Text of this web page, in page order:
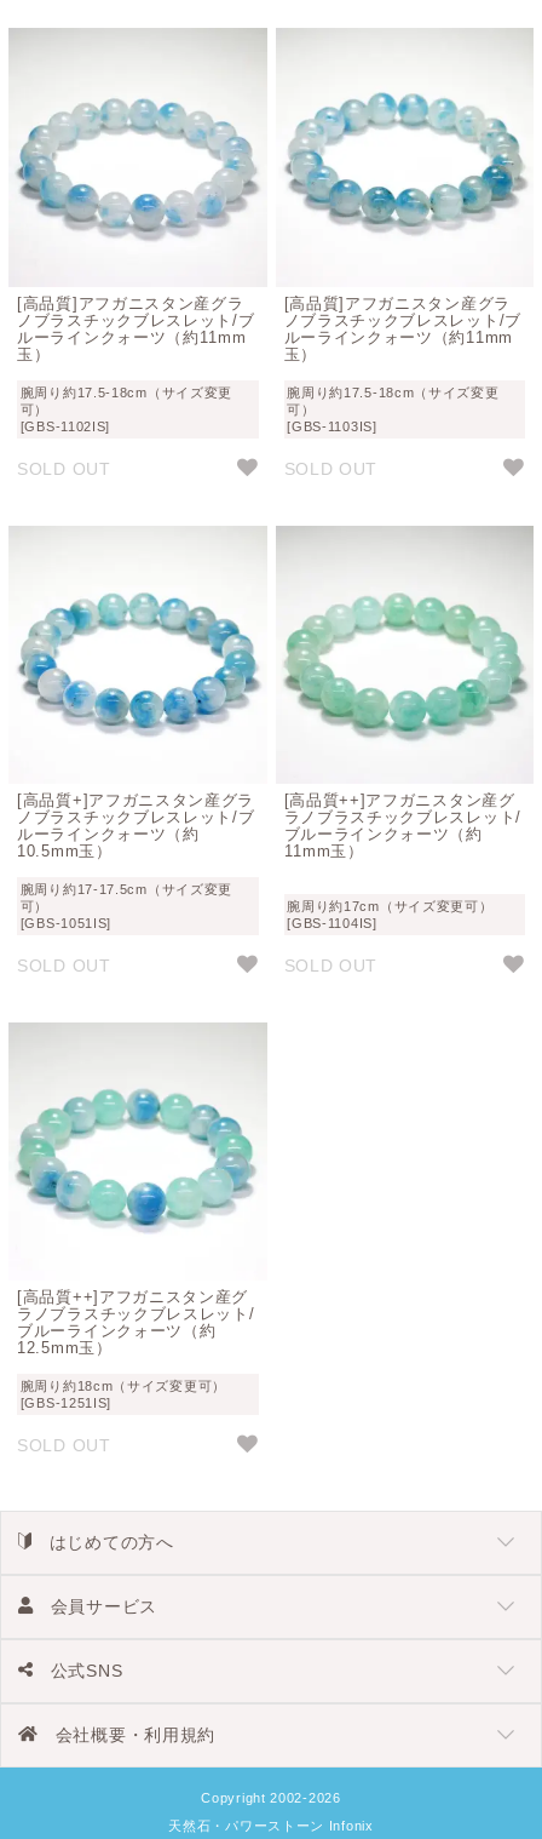
[高品質]アフガニスタン産グラ
ノブラスチックブレスレット/ブ
ルーラインクォーツ（約11mm
玉）
腕周り約17.5-18cm（サイズ変更
可）
[GBS-1102IS]
SOLD OUT
[高品質]アフガニスタン産グラ
ノブラスチックブレスレット/ブ
ルーラインクォーツ（約11mm
玉）
腕周り約17.5-18cm（サイズ変更
可）
[GBS-1103IS]
SOLD OUT
[高品質+]アフガニスタン産グラ
ノブラスチックブレスレット/ブ
ルーラインクォーツ（約
10.5mm玉）
腕周り約17-17.5cm（サイズ変更
可）
[GBS-1051IS]
SOLD OUT
[高品質++]アフガニスタン産グ
ラノブラスチックブレスレット/
ブルーラインクォーツ（約
11mm玉）
腕周り約17cm（サイズ変更可）
[GBS-1104IS]
SOLD OUT
[高品質++]アフガニスタン産グ
ラノブラスチックブレスレット/
ブルーラインクォーツ（約
12.5mm玉）
腕周り約18cm（サイズ変更可）
[GBS-1251IS]
SOLD OUT
はじめての方へ
会員サービス
公式SNS
会社概要・利用規約
Copyright 2002-2026
天然石・パワーストーン Infonix